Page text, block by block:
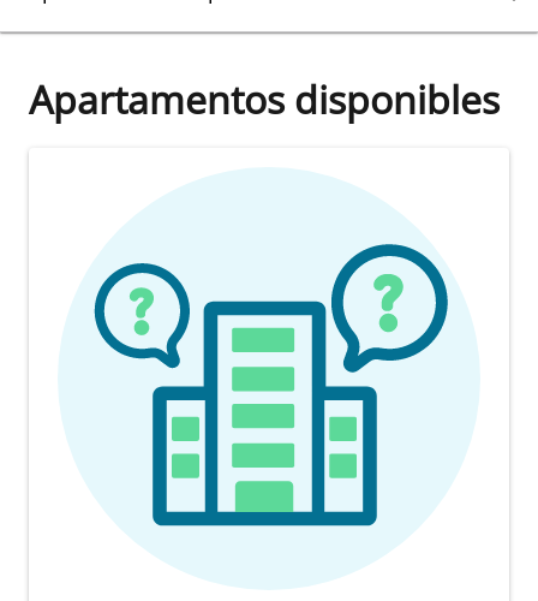
Apartamentos disponibles